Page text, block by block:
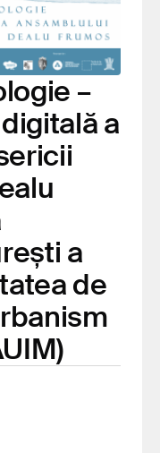
–
a
a
de